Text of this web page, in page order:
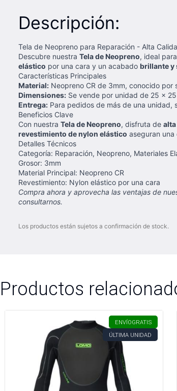
Descripción:
Tela de Neopreno para Reparación - Alta
Descubre nuestra Tela de Neopreno, ideal
elástico por una cara y un acabado brillante y
Características Principales
Material: Neopreno CR de 3mm, conocido por
Dimensiones: Se vende por unidad de 25 x
Entrega: Para pedidos de más de una unidad,
Beneficios Clave
Con nuestra Tela de Neopreno, disfruta de
revestimiento de nylon elástico aseguran
Detalles Técnicos
Categoría: Reparación, Neopreno, Materiales
Grosor: 3mm
Material Principal: Neopreno CR
Revestimiento: Nylon elástico por una cara
Compra ahora y aprovecha las ventajas de
consultarnos.
Los productos están sujetos a confirmación de stock.
Productos
ENVÍOGRATIS
ÚLTIMA UNIDAD